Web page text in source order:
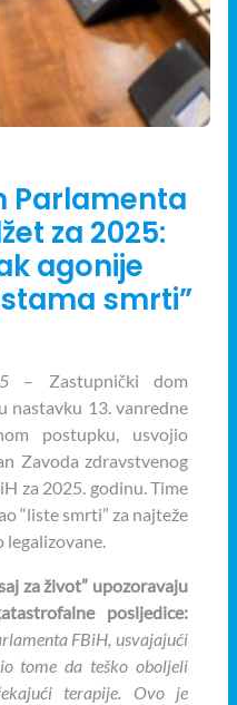
Parlamenta
za 2025:
agonije
smrti”
– Zastupnički dom
nastavku 13. vanredne
postupku, usvojio
Zavoda zdravstvenog
za 2025. godinu. Time
“liste smrti” za najteže
legalizovane.
za život” upozoravaju
posljedice:
FBiH, usvajajući
tome da teško oboljeli
terapije. Ovo je